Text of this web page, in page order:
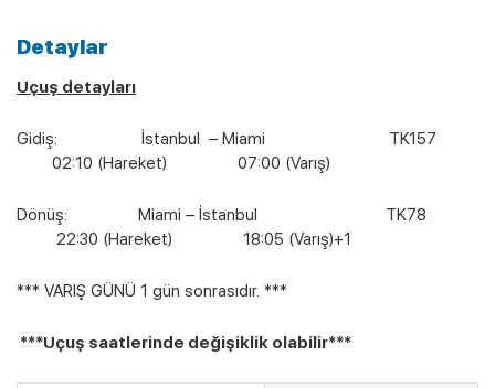
Detaylar
Uçuş detayları
Gidiş: İstanbul – Miami TK157
02:10 (Hareket) 07:00 (Varış)
Dönüş: Miami – İstanbul TK78
22:30 (Hareket) 18:05 (Varış)+1
*** VARIŞ GÜNÜ 1 gün sonrasıdır. ***
***Uçuş saatlerinde değişiklik olabilir***